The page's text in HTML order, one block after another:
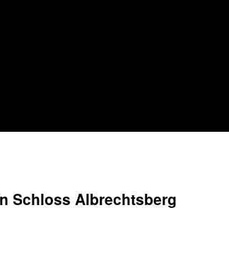
Schloss Albrechtsberg